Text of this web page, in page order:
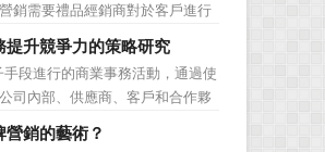
銷需要禮品經銷商對於客戶進行
客戶的貢獻度，從而有的放矢的
需要對於客戶研究方面更多地投
，也需要營銷管理策略的整體支
升競爭力的策略研究
段進行的商業事務活動，通過使
司內部、供應商、客戶和合作夥
信息，實現企業間業務流程的電
化生產管理系統，提高企業的生
銷的藝術？